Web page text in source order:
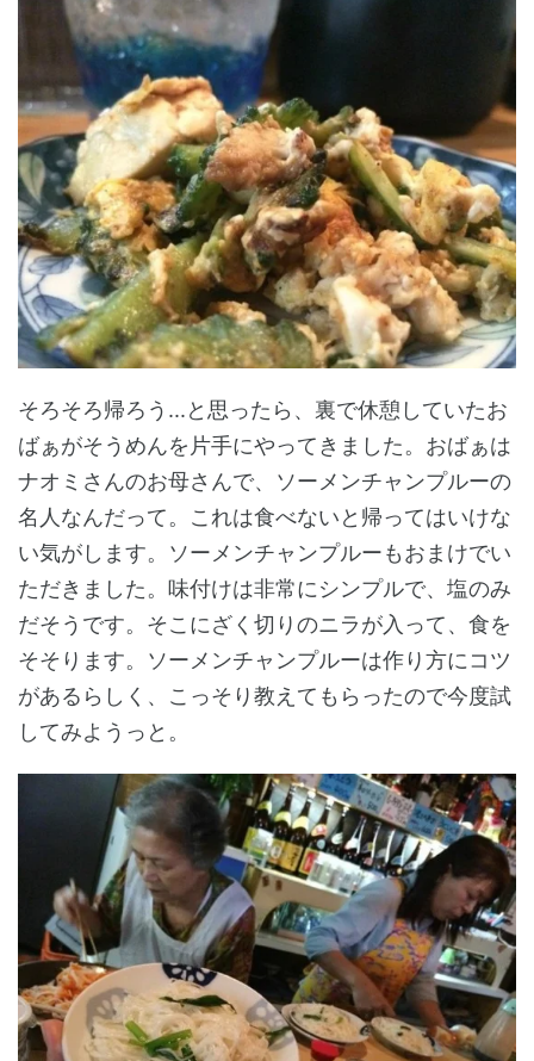
そろそろ帰ろう...と思ったら、裏で休憩していたお
ばぁがそうめんを片手にやってきました。おばぁは
ナオミさんのお母さんで、ソーメンチャンプルーの
名人なんだって。これは食べないと帰ってはいけな
い気がします。ソーメンチャンプルーもおまけでい
ただきました。味付けは非常にシンプルで、塩のみ
だそうです。そこにざく切りのニラが入って、食を
そそります。ソーメンチャンプルーは作り方にコツ
があるらしく、こっそり教えてもらったので今度試
してみようっと。